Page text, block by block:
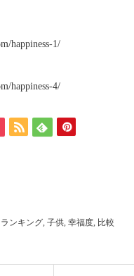
happiness-1/
happiness-4/
ランキング, 子供, 幸福度, 比較